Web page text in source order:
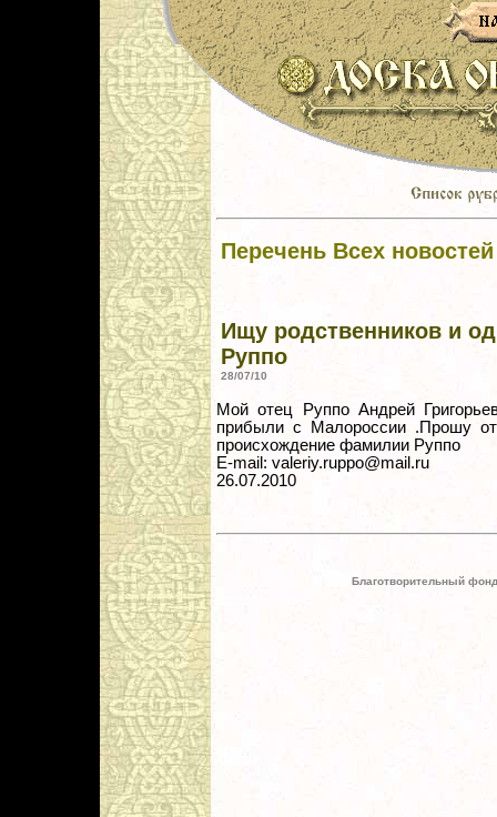
Перечень Всех новостей
Ищу родственников и
Руппо
28/07/10
Мой отец Руппо Андрей
прибыли с Малороссии .Прошу
происхождение фамилии Руппо
E-mail: valeriy.ruppo@mail.ru
26.07.2010
Благотворительный